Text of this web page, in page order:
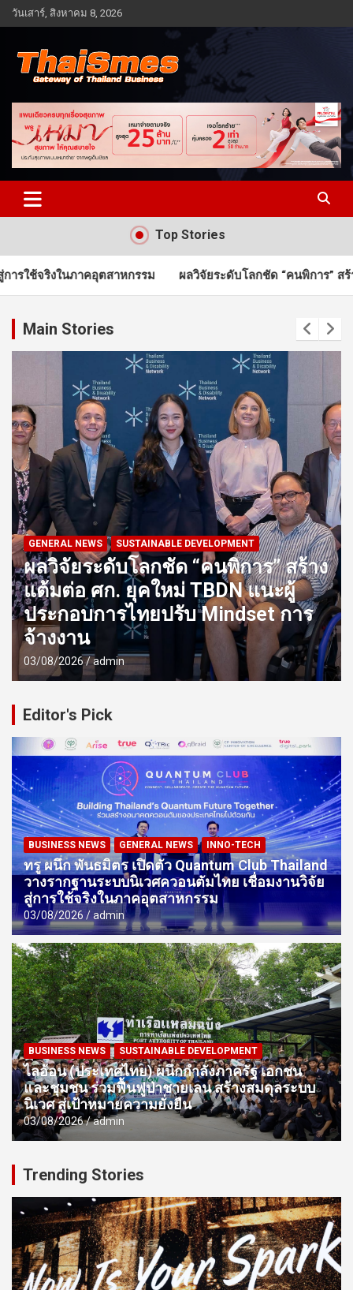
Skip
to
วันเสาร์, สิงหาคม 8, 2026
Thaismes
Top Stories
รม ผลวิจัยระดับโลกชัด “คนพิการ” สร้างแต้มต่อ ศก. ยุคใหม่
Main Stories
GENERAL NEWS SUSTAINABLE DEVELOPMENT
ผลวิจัยระดับโลกชัด “คนพิการ” สร้าง
แต้มต่อ ศก. ยุคใหม่ TBDN แนะผู้
ประกอบการไทยปรับ Mindset การ
จ้างงาน
03/08/2026 admin
Editor's Pick
BUSINESS NEWS GENERAL NEWS INNO-TECH
ทรู ผนึก พันธมิตร เปิดตัว Quantum Club Thailand
วางรากฐานระบบนิเวศควอนตัมไทย เชื่อมงานวิจัย
สู่การใช้จริงในภาคอุตสาหกรรม
03/08/2026 admin
BUSINESS NEWS SUSTAINABLE DEVELOPMENT
ไลอ้อน (ประเทศไทย) ผนึกกำลังภาครัฐ เอกชน
และชุมชน ร่วมฟื้นฟูป่าชายเลน สร้างสมดุลระบบ
นิเวศ สู่เป้าหมายความยั่งยืน
03/08/2026 admin
Trending Stories